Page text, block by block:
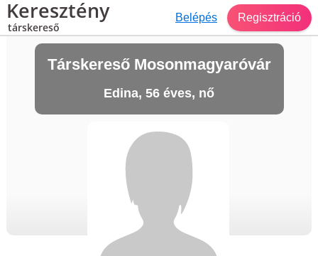
Keresztény
társkereső
Belépés Regisztráció
Társkereső Mosonmagyaróvár
Edina, 56 éves, nő